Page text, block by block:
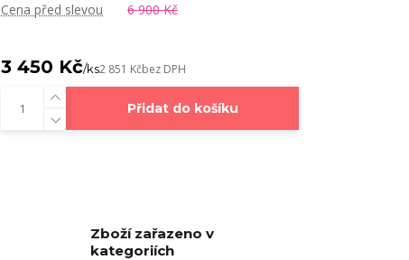
Cena před slevou 6 900 Kč
3 450 Kč/ks2 851 Kčbez DPH
Přidat do košíku
Zboží zařazeno v
kategoriích